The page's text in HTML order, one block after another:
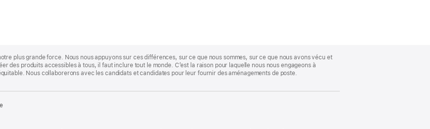
plus grande force. Nous nous appuyons sur ces différences, sur ce que nous sommes, sur ce que nous avons vécu et
des produits accessibles à tous, il faut inclure tout le monde. C’est la raison pour laquelle nous nous engageons à
Nous collaborerons avec les candidats et candidates pour leur fournir des aménagements de poste.